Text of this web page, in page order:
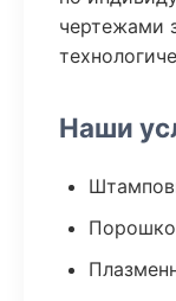
чертежами
Наши